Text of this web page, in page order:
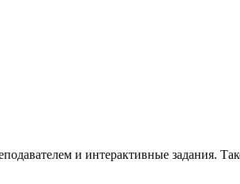
и интерактивные задания.